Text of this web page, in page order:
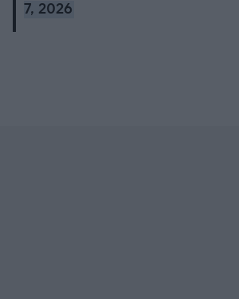
7, 2026